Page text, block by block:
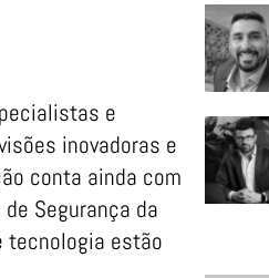
e
inovadoras e
conta ainda com
Segurança da
tecnologia estão